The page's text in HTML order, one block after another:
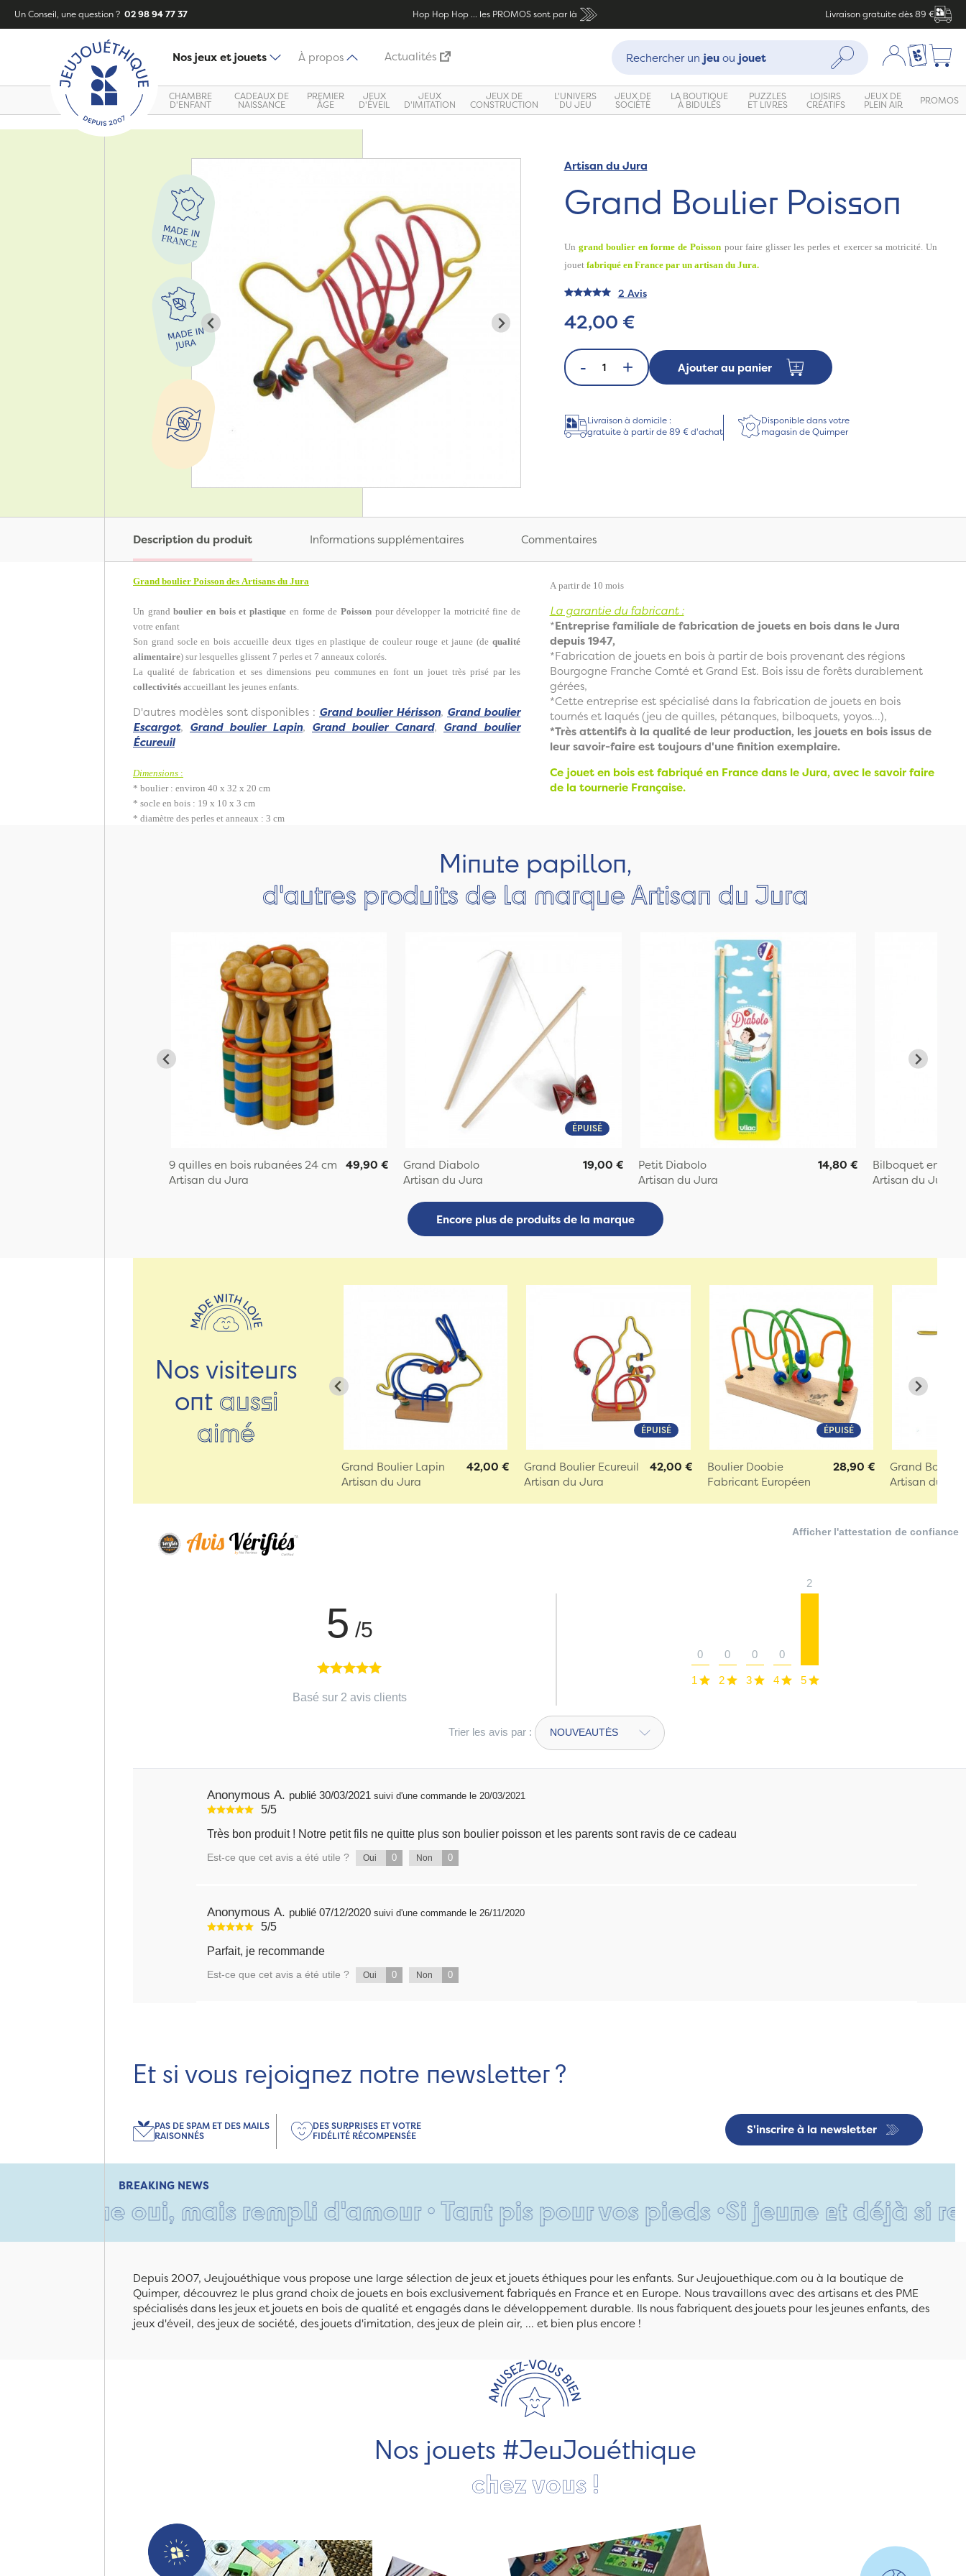
Un Conseil, une question ? 02 98 94 77 37 Hop Hop Hop ... les PROMOS sont par là Livraison gratuite dès 89 €
Nos jeux et jouets À propos Actualités
Recherche :
Rechercher un jeuou jouet Rechercher Mon compte
Ma liste
CHAMBRE
D'ENFANT
CADEAUX DE
NAISSANCE
PREMIER
ÂGE
JEUX
D'ÉVEIL
JEUX
D'IMITATION
JEUX DE
CONSTRUCTION
L'UNIVERS
DU JEU
JEUX DE
SOCIÉTÉ
LA BOUTIQUE
À BIDULES
PUZZLES
ET LIVRES
LOISIRS
CRÉATIFS
JEUX DE
PLEIN AIR PROMOS
Artisan du Jura
Grand Boulier Poisson
Un grand boulier en forme de Poisson pour faire glisser les perles et exercer sa motricité. Un
jouet fabriqué en France par un artisan du Jura.
2 Avis
42,00 €
- + Ajouter au panier
Livraison à domicile :
gratuite à partir de 89 € d'achat
Disponible dans votre
magasin de Quimper
Description du produit Informations supplémentaires Commentaires
Grand boulier Poisson des Artisans du Jura
Un grand boulier en bois et plastique en forme de Poisson pour développer la motricité fine de
votre enfant
Son grand socle en bois accueille deux tiges en plastique de couleur rouge et jaune (de qualité
alimentaire) sur lesquelles glissent 7 perles et 7 anneaux colorés.
La qualité de fabrication et ses dimensions peu communes en font un jouet très prisé par les
collectivités accueillant les jeunes enfants.
D'autres modèles sont disponibles : Grand boulier Hérisson, Grand boulier
Escargot, Grand boulier Lapin, Grand boulier Canard, Grand boulier
Écureuil
Dimensions :
* boulier : environ 40 x 32 x 20 cm
* socle en bois : 19 x 10 x 3 cm
* diamètre des perles et anneaux : 3 cm
A partir de 10 mois
La garantie du fabricant :
*Entreprise familiale de fabrication de jouets en bois dans le Jura
depuis 1947,
*Fabrication de jouets en bois à partir de bois provenant des régions
Bourgogne Franche Comté et Grand Est. Bois issu de forêts durablement
gérées,
*Cette entreprise est spécialisé dans la fabrication de jouets en bois
tournés et laqués (jeu de quilles, pétanques, bilboquets, yoyos...),
*Très attentifs à la qualité de leur production, les jouets en bois issus de
leur savoir-faire est toujours d'une finition exemplaire.
Ce jouet en bois est fabriqué en France dans le Jura, avec le savoir faire
de la tournerie Française.
Minute papillon,
d'autres produits de la marque Artisan du Jura
9 quilles en bois rubanées 24 cm
Artisan du Jura
49,90 €
ÉPUISÉ
Grand Diabolo
Artisan du Jura
19,00 €
Petit Diabolo
Artisan du Jura
14,80 €
Bilboquet en
Artisan du Jura
Encore plus de produits de la marque
Nos visiteurs
ont aussi
aimé
Grand Boulier Lapin
Artisan du Jura
42,00 €
ÉPUISÉ
Grand Boulier Ecureuil
Artisan du Jura
42,00 €
ÉPUISÉ
Boulier Doobie
Fabricant Européen
28,90 €
Grand Boulier
Artisan du
Afficher l'attestation de confiance
5 /5
Basé sur 2 avis clients
1
0
2
0
3
0
4
0
5
2
Trier les avis par :
Anonymous A. publié 30/03/2021suivi d'une commande le 20/03/2021
5/5
Très bon produit ! Notre petit fils ne quitte plus son boulier poisson et les parents sont ravis de ce cadeau
Est-ce que cet avis a été utile ? Oui 0 Non 0
Anonymous A. publié 07/12/2020suivi d'une commande le 26/11/2020
5/5
Parfait, je recommande
Est-ce que cet avis a été utile ? Oui 0 Non 0
Et si vous rejoignez notre newsletter ?
S'inscrire à la newsletter
PAS DE SPAM ET DES MAILS
RAISONNÉS
DES SURPRISES ET VOTRE
FIDÉLITÉ RÉCOMPENSÉE
BREAKING NEWS
oui, mais rempli d'amour • Tant pis pour vos pieds •Si jeune et déjà si
Depuis 2007, Jeujouéthique vous propose une large sélection de jeux et jouets éthiques pour les enfants. Sur Jeujouethique.com ou à la boutique de
Quimper, découvrez le plus grand choix de jouets en bois exclusivement fabriqués en France et en Europe. Nous travaillons avec des artisans et des PME
spécialisés dans les jeux et jouets en bois de qualité et engagés dans le développement durable. Ils nous fabriquent des jouets pour les jeunes enfants, des
jeux d'éveil, des jeux de société, des jouets d'imitation, des jeux de plein air, ... et bien plus encore !
Nos jouets #JeuJouéthique
chez vous !